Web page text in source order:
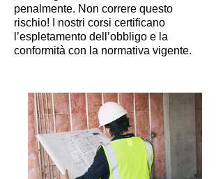
penalmente. Non correre questo
rischio! I nostri corsi certificano
l’espletamento dell’obbligo e la
conformità con la normativa vigente.